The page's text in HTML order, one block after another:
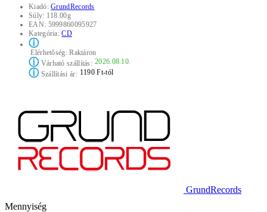
Kiadó:GrundRecords
Súly: 118.00g
EAN: 5999860095927
Kategória:CD
ⓘ
Elérhetőség:Raktáron
ⓘVárható szállítás: 2026.08.10.
ⓘSzállítási ár: 1190 Ft-tól
GrundRecords
Mennyiség